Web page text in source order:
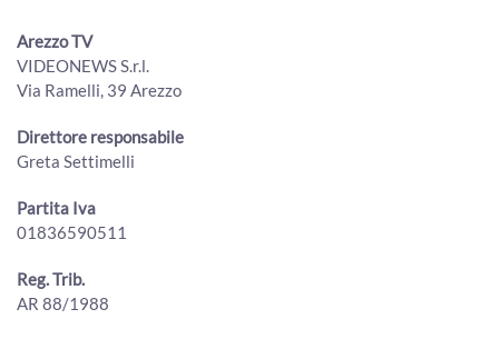
all'Enpa
00:01:56 - Mercoledì, 29 Luglio 2026
Incendio alla Carbonaia, indagini in corso. Spunta un video
00:01:05 - Mercoledì, 29 Luglio 2026
Caso di legionella in una Rsa aretina, anziana ricoverata in
Arezzo TV
VIDEONEWS S.r.l.
Via Ramelli, 39 Arezzo
Direttore responsabile
Greta Settimelli
Partita Iva
01836590511
Reg. Trib.
AR 88/1988